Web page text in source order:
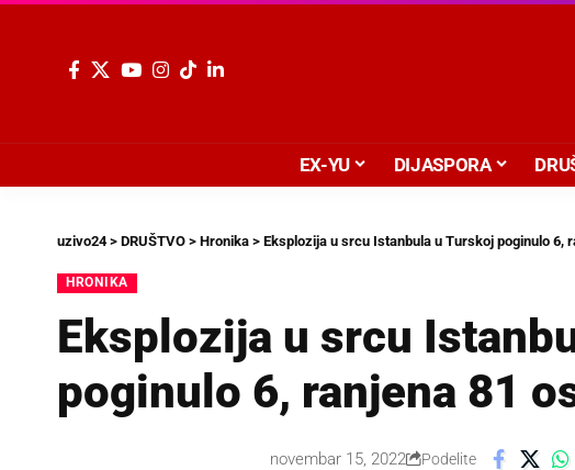
EX-YU DIJASPORA
uzivo24> DRUŠTVO > Hronika > Eksplozija u srcu Istanbula u Turskoj poginulo 6,
HRONIKA
Eksplozija u srcu
poginulo 6, ranjena 81
novembar 15, 2022 Podelite